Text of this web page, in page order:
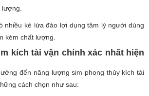
nhiều kẻ lừa đảo lợi dụng tâm lý người dùng
kém chất lượng.
kích tài vận chính xác nhất hiện
đến năng lượng sim phong thủy kích tài
cách chọn như sau: